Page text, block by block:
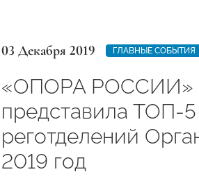
03 Декабря 2019 ГЛАВНЫЕ СОБЫТИЯ
«ОПОРА РОССИИ»
представила ТОП-
реготделений
2019 год